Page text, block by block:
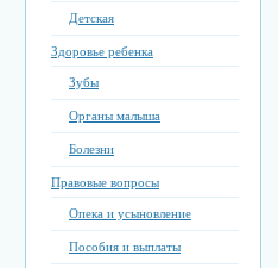
Детская
Здоровье ребенка
Зубы
Органы малыша
Болезни
Правовые вопросы
Опека и усыновление
Пособия и выплаты